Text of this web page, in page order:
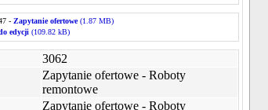
- Zapytanie ofertowe(1.87 MB)
edycji (109.82 kB)
3062
Zapytanie ofertowe - Roboty
remontowe
Zapytanie ofertowe - Roboty